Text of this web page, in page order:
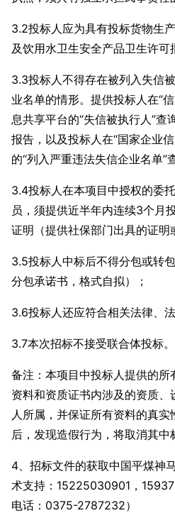
3.2投标人应为具有投标货物生
及饮用水卫生安全产品卫生许可
3.3投标人不得存在被列入失信
业名单的情形。提供投标人在“
息共享平台的“失信被执行人”查
报告，以及投标人在“国家企业
的“列入严重违法失信企业名单”
3.4投标人在本项目中授权的委
员，须提供近半年内连续3个月
证明（提供社保部门出具的证明
3.5投标人中标后不得分包或转
分包承诺书，格式自拟）；
3.6投标人还应符合相关法律、
3.7本次招标不接受联合体投标。
备注：本项目中投标人提供的所
资料和资质证书内涉及的资质
人所属，并保证所有资料的真
后，发现造假行为，将取消其中
4、招标文件的获取中国平煤神
术支持：15225030901，
电话：0375-2787232）